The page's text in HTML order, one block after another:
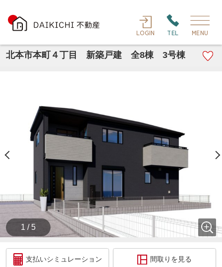
LOGIN TEL MENU
北本市本町４丁目 新築戸建 全8棟 3号棟
1 / 5
支払いシミュレーション 間取りを見る